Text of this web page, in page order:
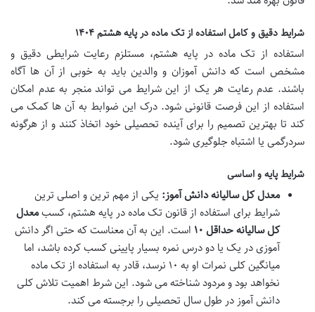
شرایط دقیق و کامل استفاده از تک ماده در پایه هشتم ۱۴۰۴
استفاده از تک ماده در پایه هشتم، مستلزم رعایت شرایطی دقیق و
مشخص است که دانش آموزان و والدین باید به خوبی از آن ها آگاه
باشند. عدم رعایت هر یک از این شرایط می تواند منجر به عدم امکان
استفاده از این فرصت قانونی شود. درک این ضوابط به آن ها کمک می
کند تا بهترین تصمیم را برای آینده تحصیلی خود اتخاذ کنند و از هرگونه
سردرگمی یا اشتباه جلوگیری شود.
شرایط پایه و اساسی
معدل کل سالیانه دانش آموز: یکی از مهم ترین و اصلی ترین
شرایط برای استفاده از قانون تک ماده در پایه هشتم، کسبمعدل
کل سالیانه حداقل ۱۰
است. این به آن معناست که حتی اگر دانش
آموزی در یک یا دو درس نمره بسیار پایینی کسب کرده باشد، اما
میانگین کلی نمرات او به ۱۰ نرسد، قادر به استفاده از تک ماده
نخواهد بود و مردود شناخته می شود. این شرط اهمیت تلاش کلی
دانش آموز در طول سال تحصیلی را برجسته می کند.